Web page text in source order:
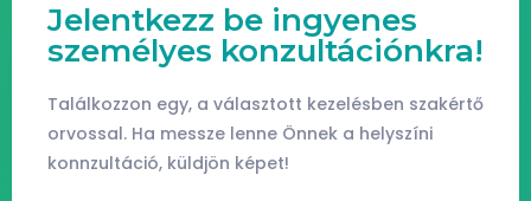
Jelentkezz be ingyenes
személyes konzultációnkra!
Találkozzon egy, a választott kezelésben szakértő
orvossal. Ha messze lenne Önnek a helyszíni
konnzultáció, küldjön képet!